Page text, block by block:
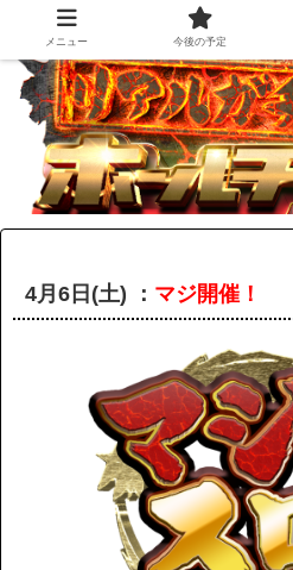
4月6日(土) ： マジ開催！
メニュー 今後の予定